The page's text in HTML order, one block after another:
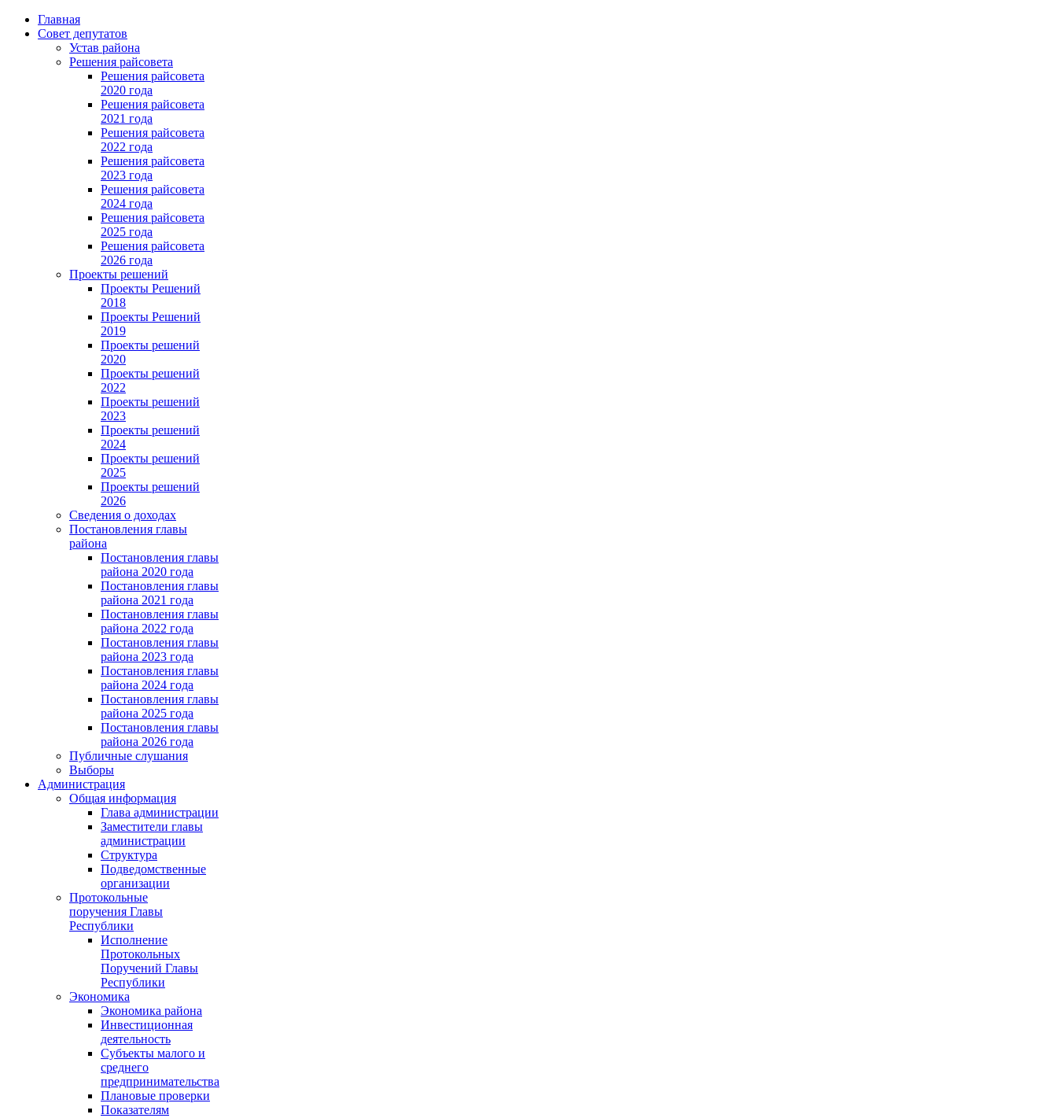
Главная
Совет депутатов
Устав района
Решения райсовета
Решения райсовета
2020 года
Решения райсовета
2021 года
Решения райсовета
2022 года
Решения райсовета
2023 года
Решения райсовета
2024 года
Решения райсовета
2025 года
Решения райсовета
2026 года
Проекты решений
Проекты Решений
2018
Проекты Решений
2019
Проекты решений
2020
Проекты решений
2022
Проекты решений
2023
Проекты решений
2024
Проекты решений
2025
Проекты решений
2026
Сведения о доходах
Постановления главы
района
Постановления главы
района 2020 года
Постановления главы
района 2021 года
Постановления главы
района 2022 года
Постановления главы
района 2023 года
Постановления главы
района 2024 года
Постановления главы
района 2025 года
Постановления главы
района 2026 года
Публичные слушания
Выборы
Администрация
Общая информация
Глава администрации
Заместители главы
администрации
Структура
Подведомственные
организации
Протокольные
поручения Главы
Республики
Исполнение
Протокольных
Поручений Главы
Республики
Экономика
Экономика района
Инвестиционная
деятельность
Субъекты малого и
среднего
предпринимательства
Плановые проверки
Показателям